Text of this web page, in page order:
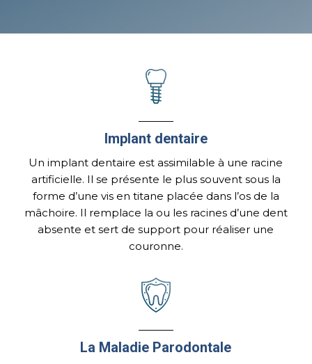
Implant dentaire
Un implant dentaire est assimilable à une racine
artificielle. Il se présente le plus souvent sous la
forme d’une vis en titane placée dans l’os de la
mâchoire. Il remplace la ou les racines d’une dent
absente et sert de support pour réaliser une
couronne.
La Maladie Parodontale